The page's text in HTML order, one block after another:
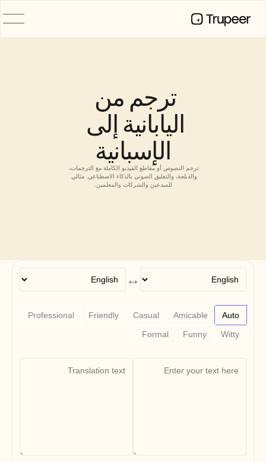
الإسبانية
للمبدعين والشركات والمعلمين.
↔
Auto
Amicable
Casual
Friendly
Professional
Witty
Funny
Formal
صور رمزية للذكاء الاصطناعي
حِزم العلامة التجارية
تسجيل الشاشة بالذكاء الاصطناعي
Free Tools
الأسئلة الشائعة
Announcement
حالات الاستخدام
تمكين المبيعات
تسويق المنتجات
نجاح العملاء